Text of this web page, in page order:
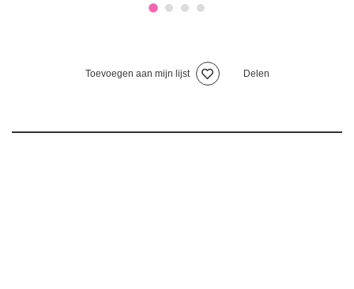
Toevoegen aan mijn lijst Delen